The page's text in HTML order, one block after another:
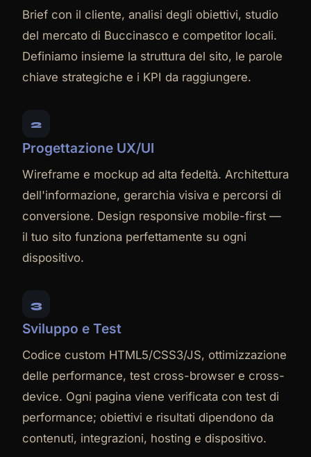
Brief con il cliente, analisi degli obiettivi, studio
del mercato di Buccinasco e competitor locali.
Definiamo insieme la struttura del sito, le parole
chiave strategiche e i KPI da raggiungere.
2
Progettazione UX/UI
Wireframe e mockup ad alta fedeltà. Architettura
dell'informazione, gerarchia visiva e percorsi di
conversione. Design responsive mobile-first —
il tuo sito funziona perfettamente su ogni
dispositivo.
3
Sviluppo e Test
Codice custom HTML5/CSS3/JS, ottimizzazione
delle performance, test cross-browser e cross-
device. Ogni pagina viene verificata con test di
performance; obiettivi e risultati dipendono da
contenuti, integrazioni, hosting e dispositivo.